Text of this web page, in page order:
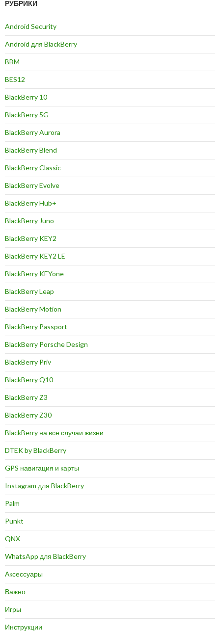
РУБРИКИ
Android Security
Android для BlackBerry
BBM
BES12
BlackBerry 10
BlackBerry 5G
BlackBerry Aurora
BlackBerry Blend
BlackBerry Classic
BlackBerry Evolve
BlackBerry Hub+
BlackBerry Juno
BlackBerry KEY2
BlackBerry KEY2 LE
BlackBerry KEYone
BlackBerry Leap
BlackBerry Motion
BlackBerry Passport
BlackBerry Porsche Design
BlackBerry Priv
BlackBerry Q10
BlackBerry Z3
BlackBerry Z30
BlackBerry на все случаи жизни
DTEK by BlackBerry
GPS навигация и карты
Instagram для BlackBerry
Palm
Punkt
QNX
WhatsApp для BlackBerry
Аксессуары
Важно
Игры
Инструкции